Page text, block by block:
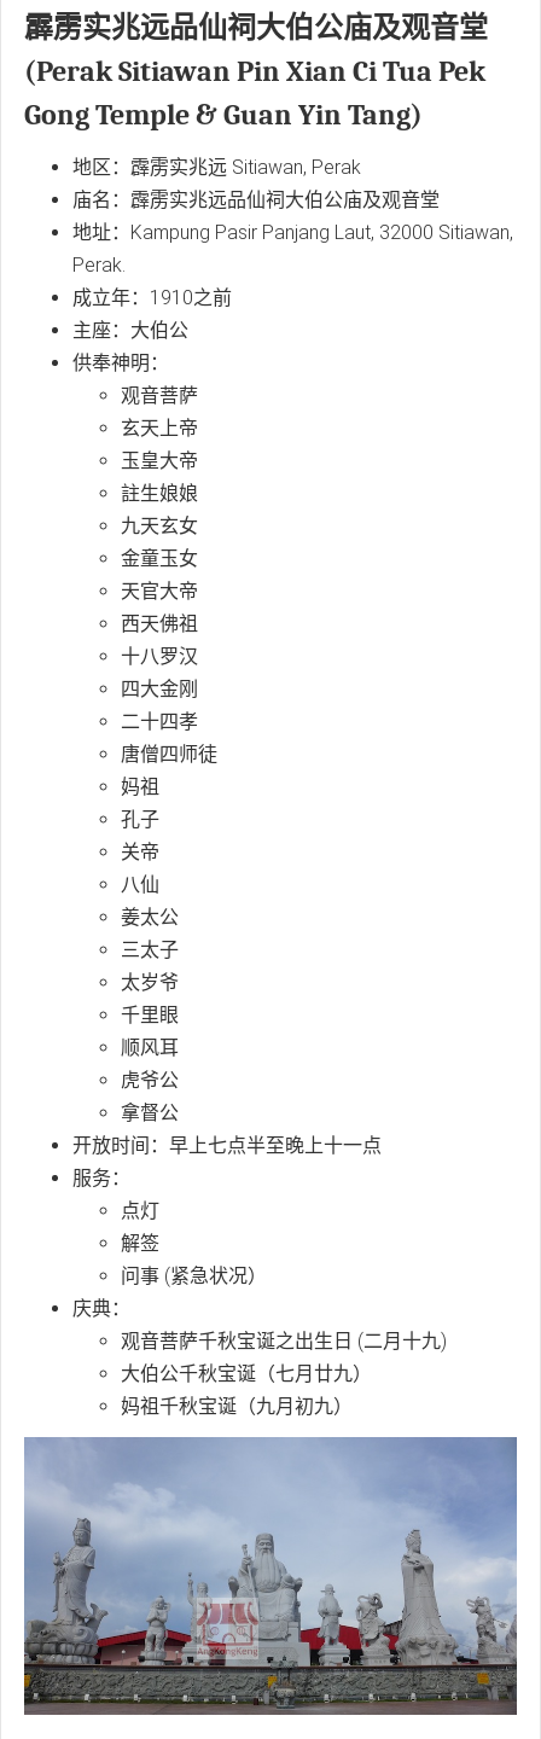
霹雳实兆远品仙祠大伯公庙及观音堂
(Perak Sitiawan Pin Xian Ci Tua Pek
Gong Temple & Guan Yin Tang)
地区：霹雳实兆远 Sitiawan, Perak
庙名：霹雳实兆远品仙祠大伯公庙及观音堂
地址：Kampung Pasir Panjang Laut, 32000 Sitiawan,
Perak.
成立年：1910之前
主座：大伯公
供奉神明：
观音菩萨
玄天上帝
玉皇大帝
註生娘娘
九天玄女
金童玉女
天官大帝
西天佛祖
十八罗汉
四大金刚
二十四孝
唐僧四师徒
妈祖
孔子
关帝
八仙
姜太公
三太子
太岁爷
千里眼
顺风耳
虎爷公
拿督公
开放时间：早上七点半至晚上十一点
服务：
点灯
解签
问事 (紧急状况）
庆典：
观音菩萨千秋宝诞之出生日 (二月十九)
大伯公千秋宝诞（七月廿九）
妈祖千秋宝诞（九月初九）